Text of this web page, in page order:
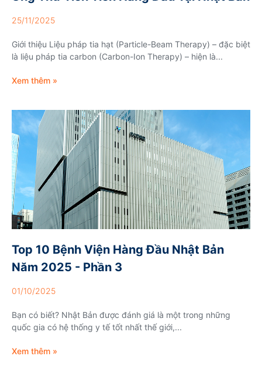
25/11/2025
Giới thiệu Liệu pháp tia hạt (Particle-Beam Therapy) – đặc biệt
là liệu pháp tia carbon (Carbon-Ion Therapy) – hiện là...
Xem thêm »
Top 10 Bệnh Viện Hàng Đầu Nhật Bản
Năm 2025 - Phần 3
01/10/2025
Bạn có biết? Nhật Bản được đánh giá là một trong những
quốc gia có hệ thống y tế tốt nhất thế giới,...
Xem thêm »